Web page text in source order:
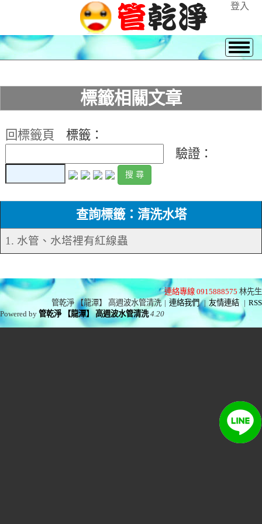
登入
標籤相關文章
回標籤頁
標籤：
驗證：
查詢標籤：清洗水塔
1. 水管、水塔裡有紅線蟲
連絡專線 0915888575 林先生
管乾淨 【龍潭】 高週波水管清洗 | 連絡我們 | 友情連結 | RSS
Powered by管乾淨 【龍潭】 高週波水管清洗 4.20